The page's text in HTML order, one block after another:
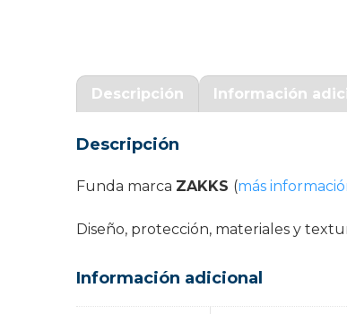
Descripción Información
Descripción
Funda marca ZAKKS (más
Diseño, protección, materiales y
Información adicional